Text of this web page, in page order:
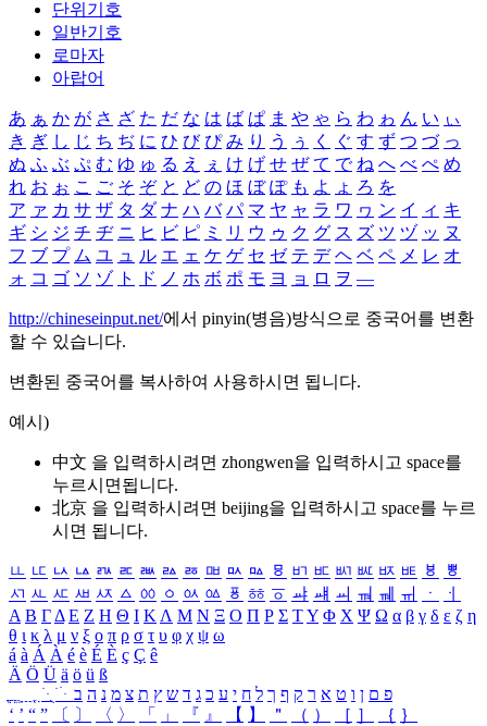
단위기호
일반기호
로마자
아랍어
あ ぁ か が さ ざ た だ な は ば ぱ ま や ゃ ら わ ゎ ん い ぃ
き ぎ し じ ち ぢ に ひ び ぴ み り う ぅ く ぐ す ず つ づ っ
ぬ ふ ぶ ぷ む ゆ ゅ る え ぇ け げ せ ぜ て で ね へ べ ぺ め
れ お ぉ こ ご そ ぞ と ど の ほ ぼ ぽ も よ ょ ろ を
ア ァ カ サ ザ タ ダ ナ ハ バ パ マ ヤ ャ ラ ワ ヮ ン イ ィ キ
ギ シ ジ チ ヂ ニ ヒ ビ ピ ミ リ ウ ゥ ク グ ス ズ ツ ヅ ッ ヌ
フ ブ プ ム ユ ュ ル エ ェ ケ ゲ セ ゼ テ デ ヘ ベ ペ メ レ オ
ォ コ ゴ ソ ゾ ト ド ノ ホ ボ ポ モ ヨ ョ ロ ヲ ―
http://chineseinput.net/에서 pinyin(병음)방식으로 중국어를 변환
할 수 있습니다.
변환된 중국어를 복사하여 사용하시면 됩니다.
예시)
中文 을 입력하시려면 zhongwen을 입력하시고 space를
누르시면됩니다.
北京 을 입력하시려면 beijing을 입력하시고 space를 누르
시면 됩니다.
ㅥ ㅦ ㅧ ㅨ ㅩ ㅪ ㅫ ㅬ ㅭ ㅮ ㅯ ㅰ ㅱ ㅲ ㅳ ㅴ ㅵ ㅶ ㅷ ㅸ
ㅹ
ㅺ ㅻ ㅼ ㅽ ㅾ ㅿ ㆀ ㆁ ㆂ ㆃ ㆄ ㆅ ㆆ ㆇ ㆈ ㆉ ㆊ ㆋ ㆌ ㆍ
ㆎ
Α Β ΓΔ Ε Ζ Η Θ Ι ΚΛ Μ Ν Ξ Ο Π Ρ Σ ΤΥ Φ Χ Ψ Ω α β γ δ ε ζ η
θ ι κ λ μ ν ξ ο π ρ σ τ υ φ χ ψ ω
á à Á À é è É È ç Ç ê
Ä Ö Ü ä ö ü ß
ִֶֹ ֻּ ׁׂ פ ם ן ו ט א ר ק ף ך ל ח י ע כ ג ד ש ץ ת צ מ נ ה ב
‘ ’ “ ” 〔 〕 〈 〉 「 」 『 』 【 】 ＂ （ ） ［ ］ ｛ ｝